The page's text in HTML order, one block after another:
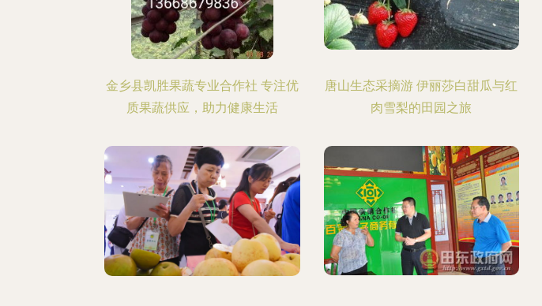
金乡县凯胜果蔬专业合作社 专注优
质果蔬供应，助力健康生活
唐山生态采摘游 伊丽莎白甜瓜与红
肉雪梨的田园之旅